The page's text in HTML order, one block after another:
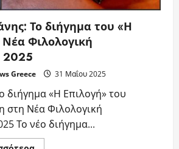
Θαλασσέλη
Το διήγημα του «Η
Φιλολογική
2025
Greece 31 Μαΐου 2025
διήγημα «Η Επιλογή» του
στη Νέα Φιλολογική
Το νέο διήγημα...